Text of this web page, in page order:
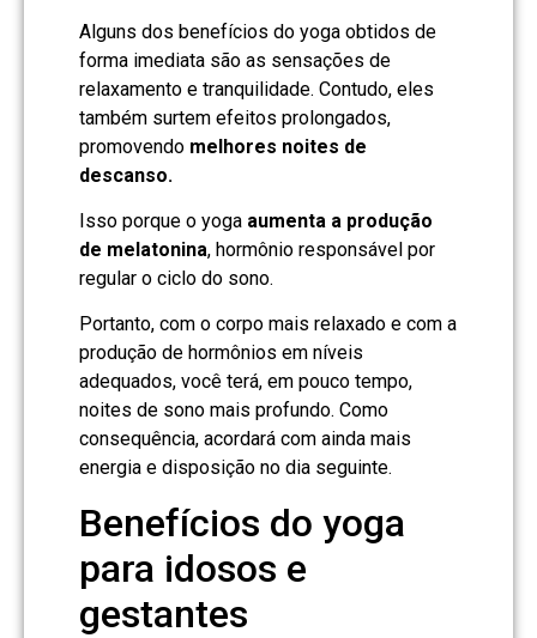
Alguns dos benefícios do yoga obtidos de
forma imediata são as sensações de
relaxamento e tranquilidade. Contudo, eles
também surtem efeitos prolongados,
promovendo melhores noites de
descanso.
Isso porque o yoga aumenta a produção
de melatonina, hormônio responsável por
regular o ciclo do sono.
Portanto, com o corpo mais relaxado e com a
produção de hormônios em níveis
adequados, você terá, em pouco tempo,
noites de sono mais profundo. Como
consequência, acordará com ainda mais
energia e disposição no dia seguinte.
Benefícios do yoga
para idosos e
gestantes